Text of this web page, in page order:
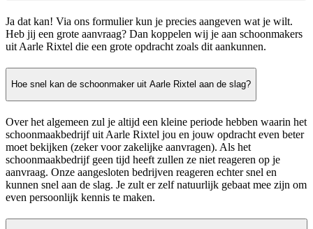
Ja dat kan! Via ons formulier kun je precies aangeven wat je wilt.
Heb jij een grote aanvraag? Dan koppelen wij je aan schoonmakers
uit Aarle Rixtel die een grote opdracht zoals dit aankunnen.
Hoe snel kan de schoonmaker uit Aarle Rixtel aan de slag?
Over het algemeen zul je altijd een kleine periode hebben waarin het
schoonmaakbedrijf uit Aarle Rixtel jou en jouw opdracht even beter
moet bekijken (zeker voor zakelijke aanvragen). Als het
schoonmaakbedrijf geen tijd heeft zullen ze niet reageren op je
aanvraag. Onze aangesloten bedrijven reageren echter snel en
kunnen snel aan de slag. Je zult er zelf natuurlijk gebaat mee zijn om
even persoonlijk kennis te maken.